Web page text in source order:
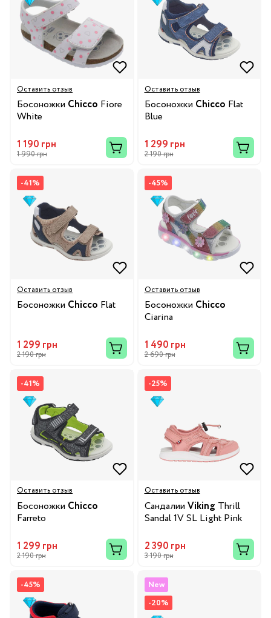
Оставить отзыв
Босоножки Chicco Fiore
White
1 190 грн
1 990 грн
Оставить отзыв
Босоножки Chicco Flat
Blue
1 299 грн
2 190 грн
-41%
Оставить отзыв
Босоножки Chicco Flat
1 299 грн
2 190 грн
-45%
Оставить отзыв
Босоножки Chicco
Ciarina
1 490 грн
2 690 грн
-41%
Оставить отзыв
Босоножки Chicco
Farreto
1 299 грн
2 190 грн
-25%
Оставить отзыв
Сандалии Viking Thrill
Sandal 1V SL Light Pink
2 390 грн
3 190 грн
-45%
New
-20%